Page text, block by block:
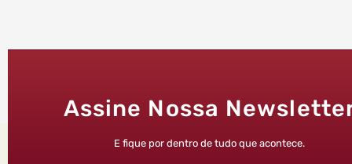
Assine Nossa
E fique por dentro de tudo que acontece.